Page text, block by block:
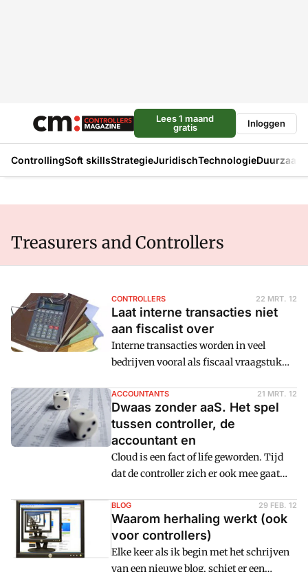
Lees 1 maand
gratis
Inloggen
ControllingSoft skillsStrategieJuridischTechnologie
Treasurers and Controllers
CONTROLLERS 22 MRT. 12
Laat interne transacties niet
aan fiscalist over
Interne transacties worden in veel
bedrijven vooral als fiscaal vraagstuk
een bedrijfseconomische kant.
ACCOUNTANTS 21 MRT. 12
Dwaas zonder aaS. Het spel
tussen controller, de
accountant en
Cloud is een fact of life geworden. Tijd
dat de controller zich er ook mee gaat
persoon om samen met ICTu0092ers,
accountant en jurist op dit gebied
richting te geven in organisaties zonder
CFO.
BLOG 29 FEB. 12
Waarom herhaling werkt (ook
voor controllers)
Elke keer als ik begin met het schrijven
van een nieuwe blog, schiet er een